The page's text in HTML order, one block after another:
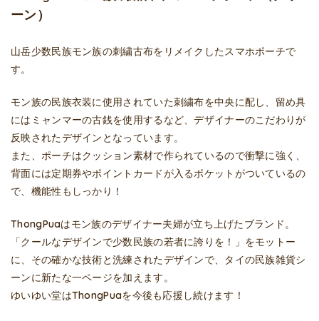
ーン）
山岳少数民族モン族の刺繍古布をリメイクしたスマホポーチで
す。
モン族の民族衣装に使用されていた刺繍布を中央に配し、留め具
にはミャンマーの古銭を使用するなど、デザイナーのこだわりが
反映されたデザインとなっています。
また、ポーチはクッション素材で作られているので衝撃に強く、
背面には定期券やポイントカードが入るポケットがついているの
で、機能性もしっかり！
ThongPuaはモン族のデザイナー夫婦が立ち上げたブランド。
「クールなデザインで少数民族の若者に誇りを！」をモットー
に、その確かな技術と洗練されたデザインで、タイの民族雑貨シ
ーンに新たな一ページを加えます。
ゆいゆい堂はThongPuaを今後も応援し続けます！